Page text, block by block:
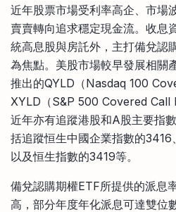
比較定存利率
信用卡
比較各種最優惠信用卡
手機App與理財資訊
商業解決方案
近年股票市場受利率高企、市場
賣賣轉向追求穩定現金流。收息
統高息股與房託外，主打備兌認
為焦點。美股市場較早發展相關
推出的QYLD（Nasdaq 100
XYLD（S&P 500 Covered Call
近年亦有追蹤港股和A股主要指
括追蹤恒生中國企業指數的3416
以及恒生指數的3419等。
備兌認購期權ETF所提供的派息
高，部分年度年化派息可達雙位